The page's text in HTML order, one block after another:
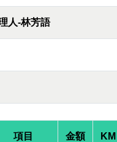
人-林芳語
項目 金額 KM